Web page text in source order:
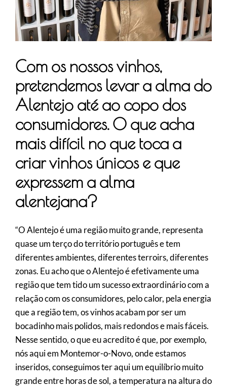
Com os nossos vinhos,
pretendemos levar a alma do
Alentejo até ao copo dos
consumidores. O que acha
mais difícil no que toca a
criar vinhos únicos e que
expressem a alma
alentejana?
“O Alentejo é uma região muito grande, representa
quase um terço do território português e tem
diferentes ambientes, diferentes terroirs, diferentes
zonas. Eu acho que o Alentejo é efetivamente uma
região que tem tido um sucesso extraordinário com a
relação com os consumidores, pelo calor, pela energia
que a região tem, os vinhos acabam por ser um
bocadinho mais polidos, mais redondos e mais fáceis.
Nesse sentido, o que eu acredito é que, por exemplo,
nós aqui em Montemor-o-Novo, onde estamos
inseridos, conseguimos ter aqui um equilíbrio muito
grande entre horas de sol, a temperatura na altura do